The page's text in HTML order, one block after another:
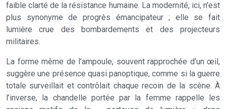
faible clarté de la résistance humaine. La modernité, ici, n’est
plus synonyme de progrès émancipateur ; elle se fait
lumière crue des bombardements et des projecteurs
militaires.
La forme même de l’ampoule, souvent rapprochée d’un œil,
suggère une présence quasi panoptique, comme si la guerre
totale surveillait et contrôlait chaque recoin de la scène. À
l’inverse, la chandelle portée par la femme rappelle les